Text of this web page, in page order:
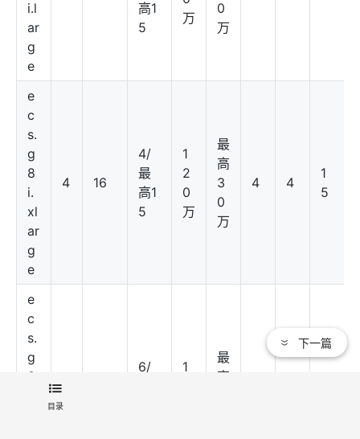
i.l
ar
g
e
高1
5
万
0
万
e
c
s.
g
8
i.
xl
ar
g
e
4 16
4/
最
高1
5
1
2
0
万
最
高
3
0
万
4 4
1
5
e
c
s.
g
8
6/
1
最
高
目录
下一篇